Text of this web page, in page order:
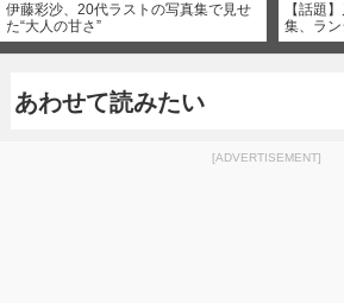
伊藤彩沙、20代ラストの写真集で見せ
た“大人の甘さ”
【話題
集、ラン
あわせて読みたい
[ADVERTISEMENT]